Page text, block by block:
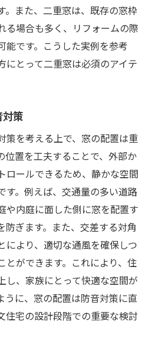
。また、二重窓は、既存の窓枠
る場合も多く、リフォームの際
能です。こうした実例を参考
にとって二重窓は必須のアイテ
対策
策を考える上で、窓の配置は重
位置を工夫することで、外部か
ロールできるため、静かな空間
す。例えば、交通量の多い道路
や内庭に面した側に窓を配置す
防ぎます。また、交差する対角
により、適切な通風を確保しつ
とができます。これにより、住
し、家族にとって快適な空間が
うに、窓の配置は防音対策に直
住宅の設計段階での重要な検討